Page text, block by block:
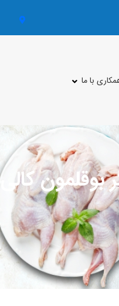
با ما
بوقلمون کالی